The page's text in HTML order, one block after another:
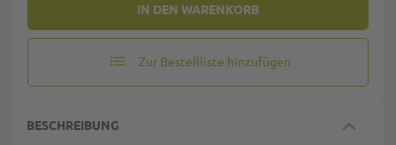
IN DEN WARENKORB
Zur Bestellliste hinzufügen
BESCHREIBUNG